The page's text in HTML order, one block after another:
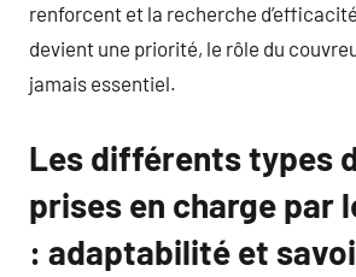
renforcent et la recherche
devient une priorité, le rôle du
jamais essentiel.
Les différents types
prises en charge par
: adaptabilité et